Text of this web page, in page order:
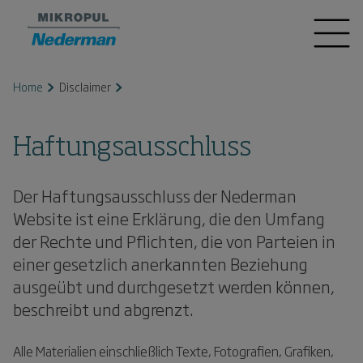
Home Disclaimer
Haftungsausschluss
Der Haftungsausschluss der Nederman
Website ist eine Erklärung, die den Umfang
der Rechte und Pflichten, die von Parteien in
einer gesetzlich anerkannten Beziehung
ausgeübt und durchgesetzt werden können,
beschreibt und abgrenzt.
Alle Materialien einschließlich Texte, Fotografien, Grafiken,